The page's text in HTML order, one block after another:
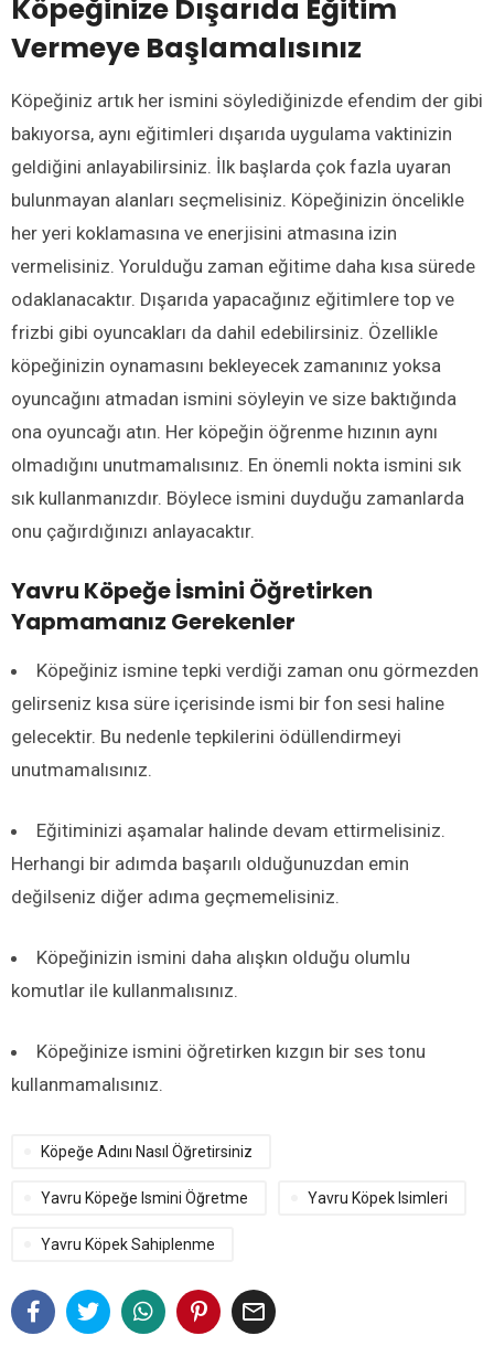

Köpeğinize Dışarıda Eğitim
Vermeye Başlamalısınız
Köpeğiniz artık her ismini söylediğinizde efendim der gibi
bakıyorsa, aynı eğitimleri dışarıda uygulama vaktinizin
geldiğini anlayabilirsiniz. İlk başlarda çok fazla uyaran
bulunmayan alanları seçmelisiniz. Köpeğinizin öncelikle
her yeri koklamasına ve enerjisini atmasına izin
vermelisiniz. Yorulduğu zaman eğitime daha kısa sürede
odaklanacaktır. Dışarıda yapacağınız eğitimlere top ve
frizbi gibi oyuncakları da dahil edebilirsiniz. Özellikle
köpeğinizin oynamasını bekleyecek zamanınız yoksa
oyuncağını atmadan ismini söyleyin ve size baktığında
ona oyuncağı atın. Her köpeğin öğrenme hızının aynı
olmadığını unutmamalısınız. En önemli nokta ismini sık
sık kullanmanızdır. Böylece ismini duyduğu zamanlarda
onu çağırdığınızı anlayacaktır.
Yavru Köpeğe İsmini Öğretirken
Yapmamanız Gerekenler
Köpeğiniz ismine tepki verdiği zaman onu görmezden
gelirseniz kısa süre içerisinde ismi bir fon sesi haline
gelecektir. Bu nedenle tepkilerini ödüllendirmeyi
unutmamalısınız.
Eğitiminizi aşamalar halinde devam ettirmelisiniz.
Herhangi bir adımda başarılı olduğunuzdan emin
değilseniz diğer adıma geçmemelisiniz.
Köpeğinizin ismini daha alışkın olduğu olumlu
komutlar ile kullanmalısınız.
Köpeğinize ismini öğretirken kızgın bir ses tonu
kullanmamalısınız.
Köpeğe Adını Nasıl Öğretirsiniz
Yavru Köpeğe Ismini Öğretme Yavru Köpek Isimleri
Yavru Köpek Sahiplenme